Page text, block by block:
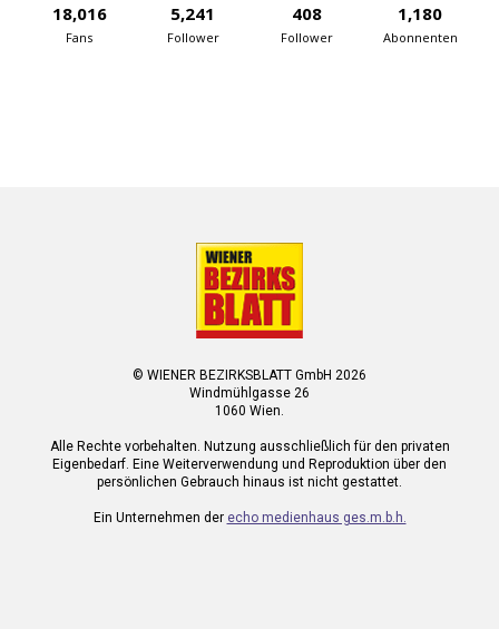
18,016
Fans
5,241
Follower
408
Follower
1,180
Abonnenten
© WIENER BEZIRKSBLATT GmbH 2026
Windmühlgasse 26
1060 Wien.
Alle Rechte vorbehalten. Nutzung ausschließlich für den privaten
Eigenbedarf. Eine Weiterverwendung und Reproduktion über den
persönlichen Gebrauch hinaus ist nicht gestattet.
Ein Unternehmen der echo medienhaus ges.m.b.h.